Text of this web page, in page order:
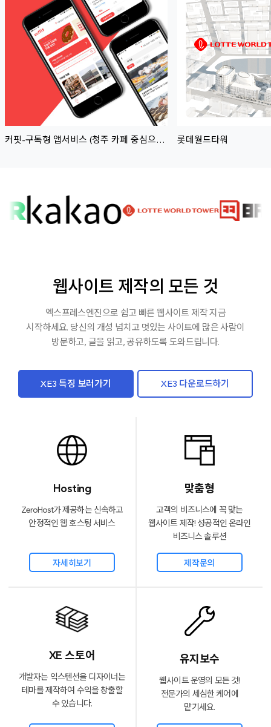
커핏-구독형 앱서비스 (청주 카페 중심으로
롯데월드타워
웹사이트 제작의 모든 것
엑스프레스엔진으로 쉽고 빠른 웹사이트 제작 지금
시작하세요. 당신의 개성 넘치고 멋있는 사이트에 많은 사람이
방문하고, 글을 읽고, 공유하도록 도와드립니다.
XE3 특징 보러가기 XE3 다운로드하기
Hosting
ZeroHost가 제공하는 신속하고
안정적인 웹 호스팅 서비스
자세히보기
맞춤형
고객의 비즈니스에 꼭 맞는
웹사이트 제작! 성공적인 온라인
비즈니스 솔루션
제작문의
XE 스토어
개발자는 익스텐션을 디자이너는
테마를 제작하여 수익을 창출할
수 있습니다.
유지보수
웹사이트 운영의 모든 것!
전문가의 세심한 케어에
맡기세요.